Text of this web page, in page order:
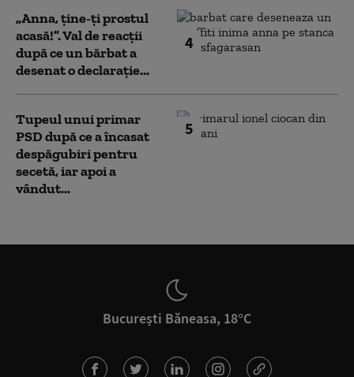
4
„Anna, ţine-ţi prostul
acasă!”. Val de reacții
după ce un bărbat a
desenat o declarație...
5
Tupeul unui primar
PSD după ce a încasat
despăgubiri pentru
secetă, iar apoi a
vândut...
București Băneasa, 18°C